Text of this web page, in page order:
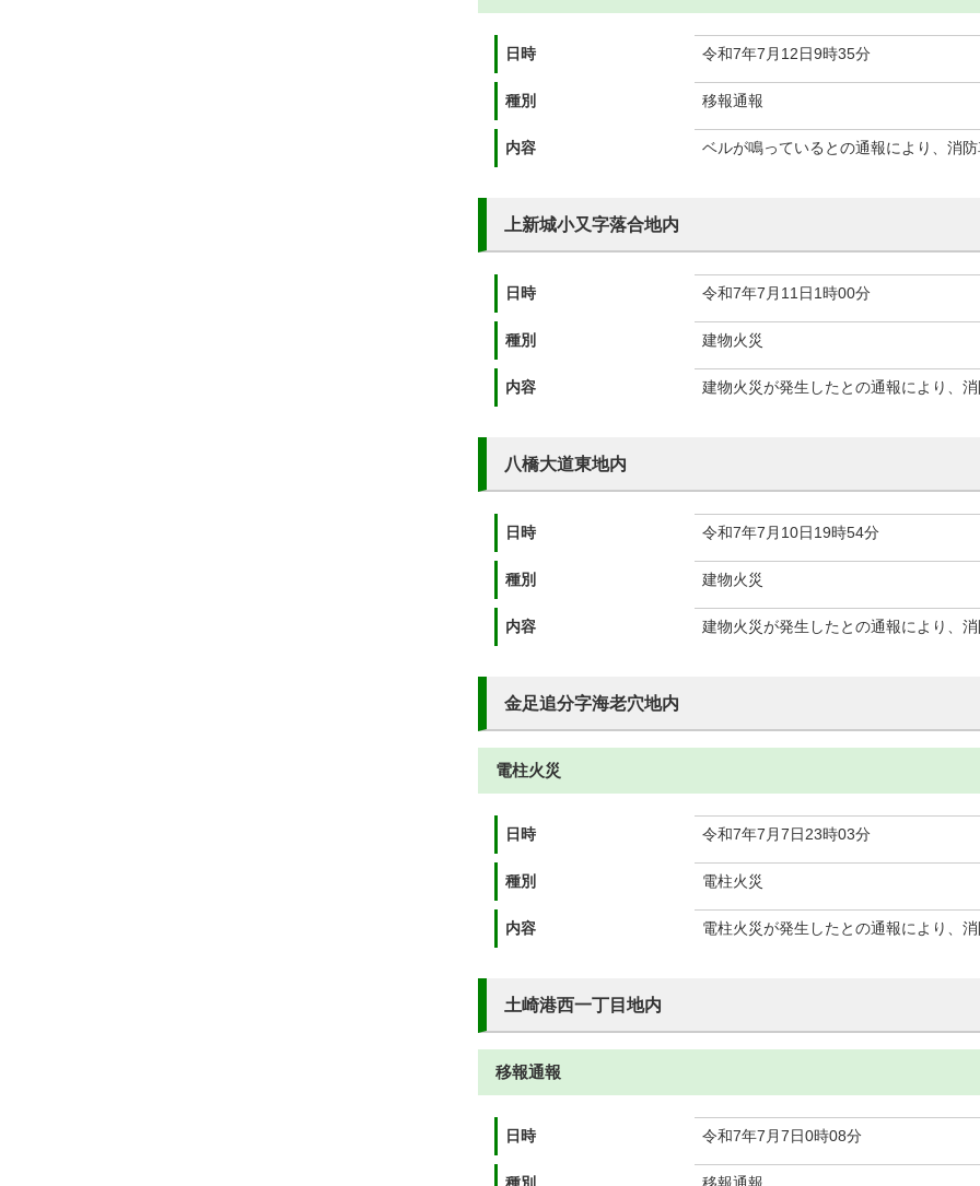
日時 令和7年7月12日9時35分
種別 移報通報
内容 ベルが鳴っているとの通報により、消防
上新城小又字落合地内
日時 令和7年7月11日1時00分
種別 建物火災
内容 建物火災が発生したとの通報により、消
八橋大道東地内
日時 令和7年7月10日19時54分
種別 建物火災
内容 建物火災が発生したとの通報により、消
金足追分字海老穴地内
電柱火災
日時 令和7年7月7日23時03分
種別 電柱火災
内容 電柱火災が発生したとの通報により、消
土崎港西一丁目地内
移報通報
日時 令和7年7月7日0時08分